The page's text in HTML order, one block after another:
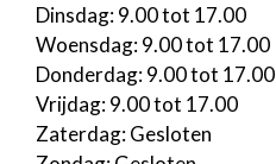
Dinsdag: 9.00 tot 17.00
Woensdag: 9.00 tot 17.00
Donderdag: 9.00 tot 17.00
Vrijdag: 9.00 tot 17.00
Zaterdag: Gesloten